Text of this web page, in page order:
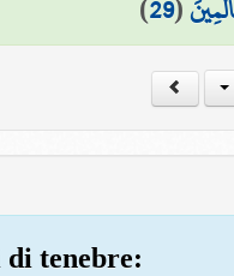
tenebre: